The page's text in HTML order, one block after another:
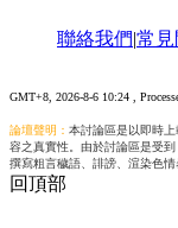
聯絡我們|常見
GMT+8, 2026-8-6 10:24 ,
論壇聲明： 本討論區是以即時
容之真實性。由於討論區是受
撰寫粗言穢語、誹謗、渲染色
回頂部